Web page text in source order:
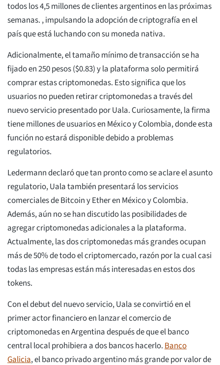
todos los 4,5 millones de clientes argentinos en las próximas
semanas. , impulsando la adopción de criptografía en el
país que está luchando con su moneda nativa.
Adicionalmente, el tamaño mínimo de transacción se ha
fijado en 250 pesos ($0.83) y la plataforma solo permitirá
comprar estas criptomonedas. Esto significa que los
usuarios no pueden retirar criptomonedas a través del
nuevo servicio presentado por Uala. Curiosamente, la firma
tiene millones de usuarios en México y Colombia, donde esta
función no estará disponible debido a problemas
regulatorios.
Ledermann declaró que tan pronto como se aclare el asunto
regulatorio, Uala también presentará los servicios
comerciales de Bitcoin y Ether en México y Colombia.
Además, aún no se han discutido las posibilidades de
agregar criptomonedas adicionales a la plataforma.
Actualmente, las dos criptomonedas más grandes ocupan
más de 50% de todo el criptomercado, razón por la cual casi
todas las empresas están más interesadas en estos dos
tokens.
Con el debut del nuevo servicio, Uala se convirtió en el
primer actor financiero en lanzar el comercio de
criptomonedas en Argentina después de que el banco
central local prohibiera a dos bancos hacerlo.Banco
Galicia, el banco privado argentino más grande por valor de